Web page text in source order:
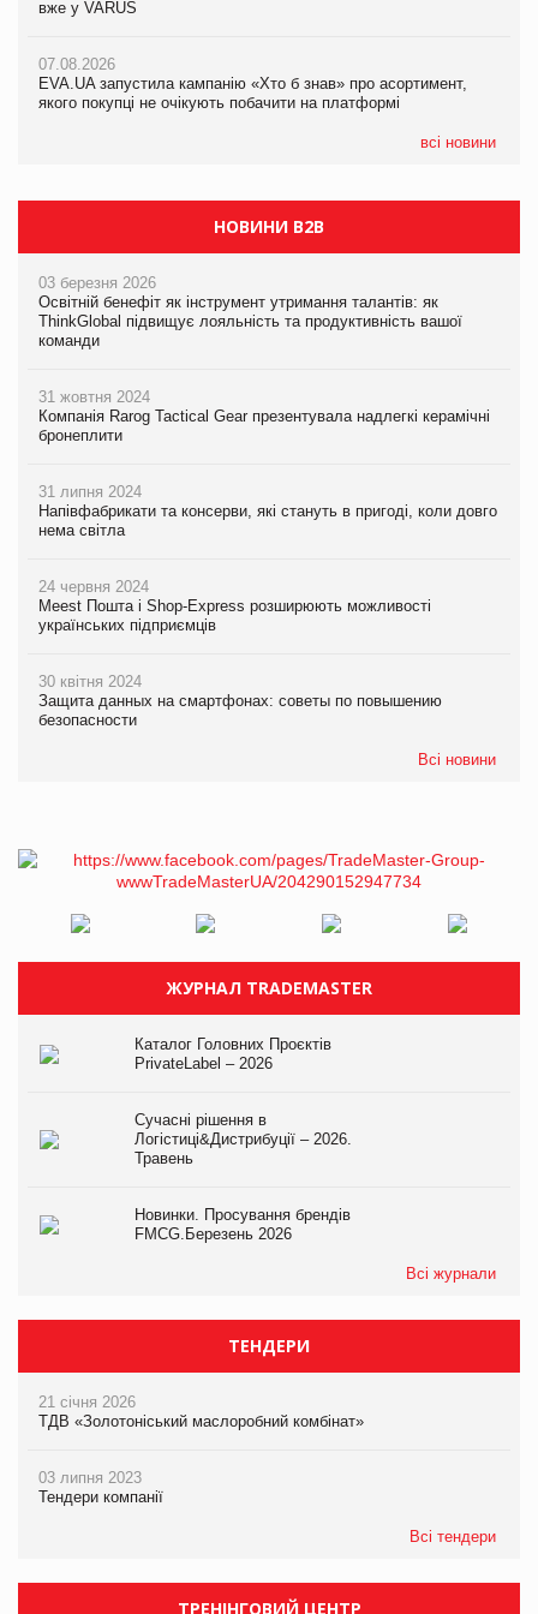
вже у VARUS
07.08.2026
EVA.UA запустила кампанію «Хто б знав» про асортимент,
якого покупці не очікують побачити на платформі
всі новини
Смачна новинка для хвостатих: у VARUS з’явилися паучі
05.08.2026
Мережа супермаркетів VARUS купує мережу магазинів
НОВИНИ B2B
03 березня 2026
Освітній бенефіт як інструмент утримання талантів: як
ThinkGlobal підвищує лояльність та продуктивність вашої
команди
31 жовтня 2024
Компанія Rarog Tactical Gear презентувала надлегкі керамічні
бронеплити
31 липня 2024
Напівфабрикати та консерви, які стануть в пригоді, коли довго
нема світла
24 червня 2024
Meest Пошта і Shop-Express розширюють можливості
українських підприємців
30 квітня 2024
Защита данных на смартфонах: советы по повышению
безопасности
Всі новини
ЖУРНАЛ TRADEMASTER
Каталог Головних Проєктів
PrivateLabel – 2026
Сучасні рішення в
Логістиці&Дистрибуції – 2026.
Травень
Новинки. Просування брендів
FMCG.Березень 2026
Всі журнали
ТЕНДЕРИ
21 січня 2026
ТДВ «Золотоніський маслоробний комбінат»
03 липня 2023
Тендери компанії
Всі тендери
ТРЕНІНГОВИЙ ЦЕНТР